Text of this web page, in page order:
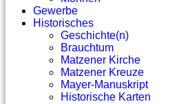
Gewerbe
Historisches
Geschichte(n)
Brauchtum
Matzener Kirche
Matzener Kreuze
Mayer-Manuskript
Historische Karten